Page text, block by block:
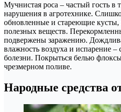
Мучнистая роса – частый гость в
нарушения в агротехнике.
обновленные и стареющие кусты,
полезных веществ.
подвержены заражению.
влажность воздуха и испарение
болезни. Покрыться белью
чрезмерном поливе.
Народные средства